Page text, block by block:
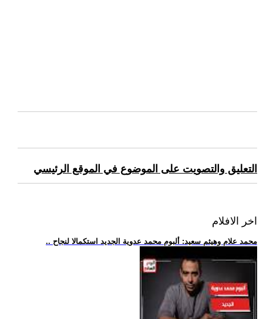
التعليق والتصويت على الموضوع في الموقع الرئيسي
اخر الافلام
.. محمد علام وهيثم سعيد: ألبوم محمد عدوية الجديد استكمالا لنجاح